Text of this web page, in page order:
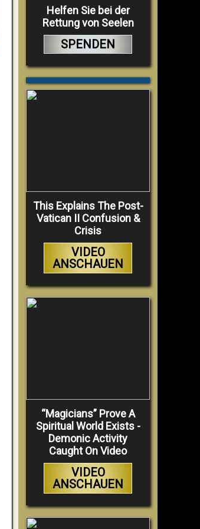
Helfen Sie bei der
Rettung von Seelen
SPENDEN
This Explains The Post-
Vatican II Confusion &
Crisis
VIDEO
ANSCHAUEN
“Magicians” Prove A
Spiritual World Exists -
Demonic Activity
Caught On Video
VIDEO
ANSCHAUEN